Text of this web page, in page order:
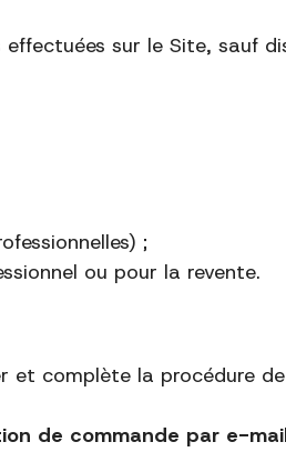
sur le Site, sauf
;
ou pour la revente.
complète la procédure
de commande par e-